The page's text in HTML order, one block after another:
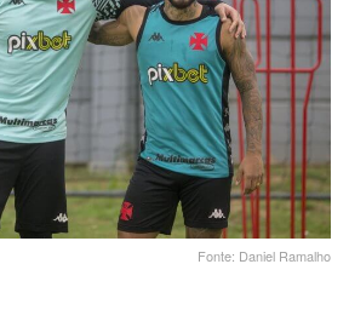
Fonte: Daniel Ramalho